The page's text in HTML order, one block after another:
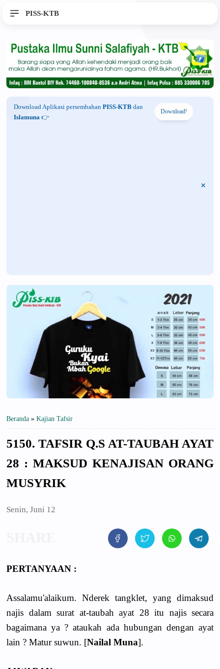
PISS-KTB
Download Aplikasi persembahan PISS-KTB dan
Islamuna 👉
Download!
Beranda » Kajian Tafsir
5150. TAFSIR Q.S AT-TAUBAH AYAT
28 : MAKSUD KENAJISAN ORANG
MUSYRIK
Senin, Juni 12
PERTANYAAN :
Assalamu'alaikum. Nderek tangklet, yang dimaksud
najis dalam surat at-taubah ayat 28 itu najis secara
bagaimana ya ? ataukah ada hubungan dengan ayat
lain ? Matur suwun. [Nailal Muna].